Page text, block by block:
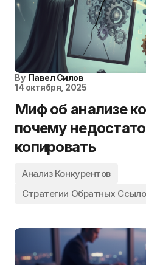
By Павел Силов
14 октября, 2025
Миф об анализе
почему
копировать
Анализ Конкурентов
Стратегии Обратных